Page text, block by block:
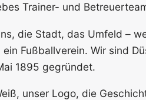
Trainer- und
die Stadt, das Umfeld –
Fußballverein. Wir sind
1895 gegründet.
unser Logo, die